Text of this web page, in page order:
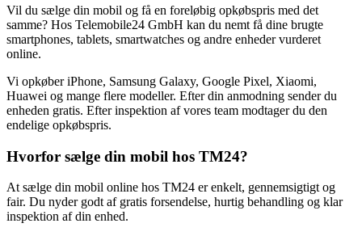
Vil du sælge din mobil og få en foreløbig opkøbspris med det
samme? Hos Telemobile24 GmbH kan du nemt få dine brugte
smartphones, tablets, smartwatches og andre enheder vurderet
online.
Vi opkøber iPhone, Samsung Galaxy, Google Pixel, Xiaomi,
Huawei og mange flere modeller. Efter din anmodning sender du
enheden gratis. Efter inspektion af vores team modtager du den
endelige opkøbspris.
Hvorfor sælge din mobil hos TM24?
At sælge din mobil online hos TM24 er enkelt, gennemsigtigt og
fair. Du nyder godt af gratis forsendelse, hurtig behandling og klar
inspektion af din enhed.